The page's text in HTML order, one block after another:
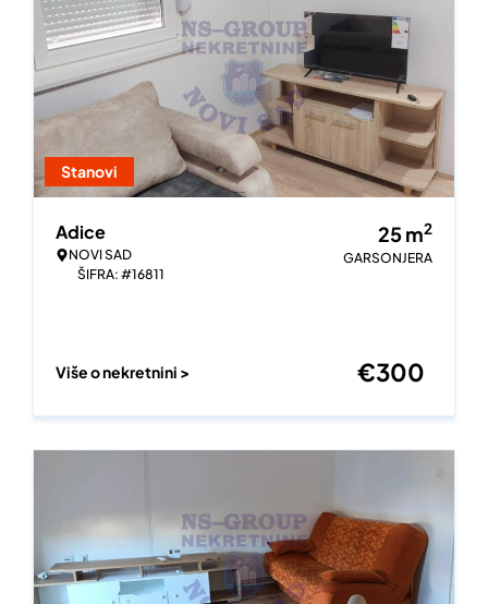
Stanovi
Adice
NOVI SAD
ŠIFRA: #16811
25m2
GARSONJERA
Više o nekretnini > €300